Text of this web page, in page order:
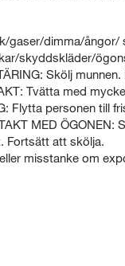
gaser/dimma/ångor/
skyddskläder/
Skölj
Tvätta med
Flytta personen till
MED
Fortsätt att skölja.
misstanke om